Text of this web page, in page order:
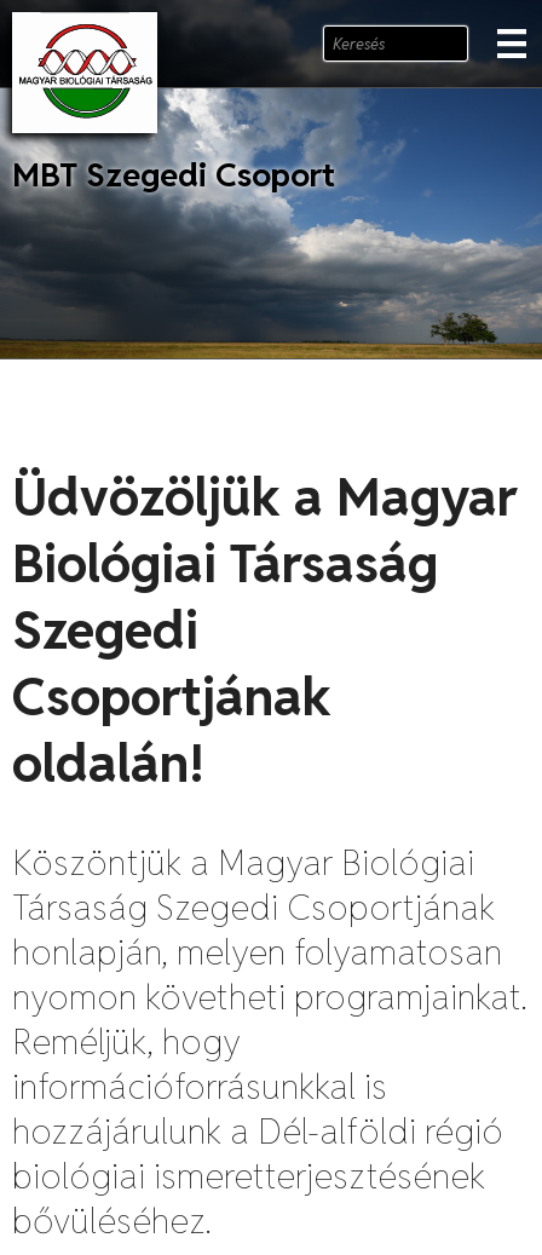
MBT Szegedi Csoport
Üdvözöljük a Magyar
Biológiai Társaság
Szegedi
Csoportjának
oldalán!
Köszöntjük a Magyar Biológiai
Társaság Szegedi Csoportjának
honlapján, melyen folyamatosan
nyomon követheti programjainkat.
Reméljük, hogy
információforrásunkkal is
hozzájárulunk a Dél-alföldi régió
biológiai ismeretterjesztésének
bővüléséhez.